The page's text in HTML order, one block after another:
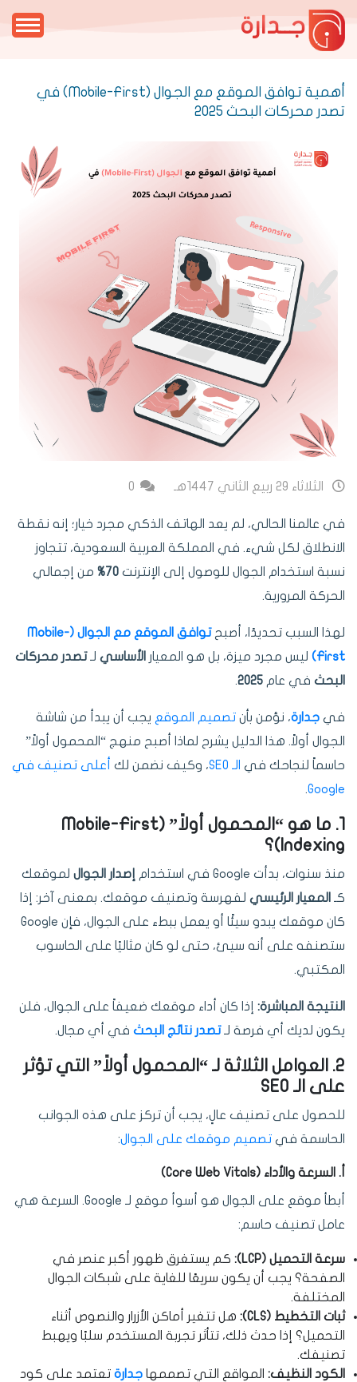
جــدارة
أهمية توافق الموقع مع الجوال (Mobile-First) في
تصدر محركات البحث 2025
الثلاثاء 29 ربيع الثاني 1447هـ 0
في عالمنا الحالي، لم يعد الهاتف الذكي مجرد خيار؛ إنه نقطة
الانطلاق لكل شيء. في المملكة العربية السعودية، تتجاوز
نسبة استخدام الجوال للوصول إلى الإنترنت 70%
من إجمالي
الحركة المرورية.
لهذا السبب تحديدًا، أصبح
توافق الموقع مع الجوال (Mobile-
First)
ليس مجرد ميزة، بل هو المعيار الأساسي لـتصدر محركات
البحث في عام 2025
.
في جدارة، نؤمن بأن تصميم الموقع يجب أن يبدأ من شاشة
الجوال أولاً. هذا الدليل يشرح لماذا أصبح منهج “المحمول أولاً”
حاسماً لنجاحك في الـ SEO ، وكيف نضمن لك
أعلى تصنيف في
Google
.
1. ما هو “المحمول أولاً” (Mobile-First
Indexing)؟
منذ سنوات، بدأت Google في استخدام إصدار الجوال لموقعك
كـ المعيار الرئيسي لفهرسة وتصنيف موقعك. بمعنى آخر: إذا
كان موقعك يبدو سيئًا أو يعمل ببطء على الجوال، فإن Google
ستصنفه على أنه سيئ، حتى لو كان مثاليًا على الحاسوب
المكتبي.
النتيجة المباشرة: إذا كان أداء موقعك ضعيفاً على الجوال، فلن
يكون لديك أي فرصة لـتصدر نتائج البحث في أي مجال.
2. العوامل الثلاثة لـ “المحمول أولاً” التي تؤثر
على الـ SEO
للحصول على تصنيف عالٍ، يجب أن تركز على هذه الجوانب
الحاسمة في تصميم موقعك على الجوال:
أ. السرعة والأداء (Core Web Vitals)
أبطأ موقع على الجوال هو أسوأ موقع لـ Google. السرعة هي
عامل تصنيف حاسم:
سرعة التحميل (LCP):
كم يستغرق ظهور أكبر عنصر في
الصفحة؟ يجب أن يكون سريعًا للغاية على شبكات الجوال
المختلفة.
ثبات التخطيط (CLS):
هل تتغير أماكن الأزرار والنصوص أثناء
التحميل؟ إذا حدث ذلك، تتأثر تجربة المستخدم سلبًا ويهبط
تصنيفك.
الكود النظيف: المواقع التي تصممها جدارة تعتمد على كود